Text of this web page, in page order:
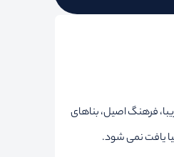
فرهنگ اصیل، بناهای
یافت نمی شود.